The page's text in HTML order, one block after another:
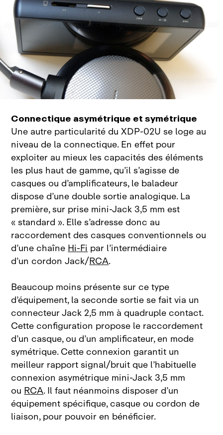
Connectique asymétrique et symétrique
Une autre particularité du XDP‑02U se loge au
niveau de la connectique. En effet pour
exploiter au mieux les capacités des éléments
les plus haut de gamme, qu’il s’agisse de
casques ou d’amplificateurs, le baladeur
dispose d’une double sortie analogique. La
première, sur prise mini‑Jack 3,5 mm est
«standard ». Elle s’adresse donc au
raccordement des casques conventionnels ou
d’une chaîneHi‑Fipar l’intermédiaire
d’un cordon Jack/RCA.
Beaucoup moins présente sur ce type
d’équipement, la seconde sortie se fait via un
connecteur Jack2,5 mm à quadruple contact.
Cette configuration propose le raccordement
d’un casque, ou d’un amplificateur, en mode
symétrique. Cette connexion garantit un
meilleur rapport signal/bruit que l’habituelle
connexion asymétrique mini‑Jack 3,5 mm
ou RCA. Il faut néanmoins disposer d’un
équipement spécifique, casque ou cordon de
liaison, pour pouvoir en bénéficier.